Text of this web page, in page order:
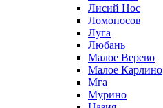
Лисий Нос
Ломоносов
Луга
Любань
Малое Верево
Малое Карлино
Мга
Мурино